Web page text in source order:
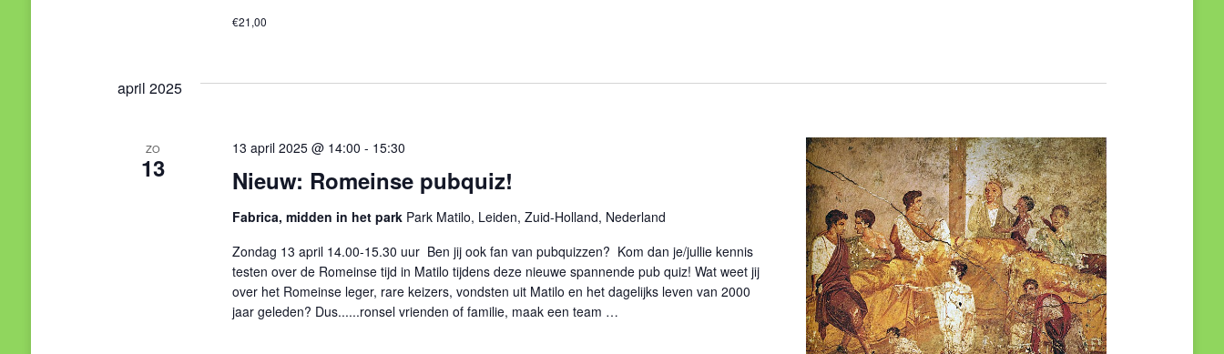
€21,00
april 2025
ZO
13 Nieuw: Romeinse pubquiz!
13 april 2025 @ 14:00 - 15:30
Fabrica, midden in het park Park Matilo, Leiden, Zuid-Holland, Nederland
Zondag 13 april 14.00-15.30 uur Ben jij ook fan van pubquizzen? Kom dan je/jullie kennis
testen over de Romeinse tijd in Matilo tijdens deze nieuwe spannende pub quiz! Wat weet jij
over het Romeinse leger, rare keizers, vondsten uit Matilo en het dagelijks leven van 2000
jaar geleden? Dus......ronsel vrienden of familie, maak een team …